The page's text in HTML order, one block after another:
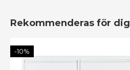
Rekommenderas för dig
-10%